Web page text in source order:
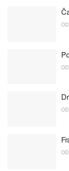
OD
OD
OD
OD